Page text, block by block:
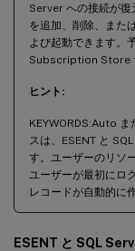
Server への接続が復
を追加、削除、また
よび起動できます。
Subscription Store
ヒント:
KEYWORDS:Auto
スは、ESENT と
す。ユーザーのリソ
ユーザーが最初にロ
レコードが自動的に
ESENT と SQL